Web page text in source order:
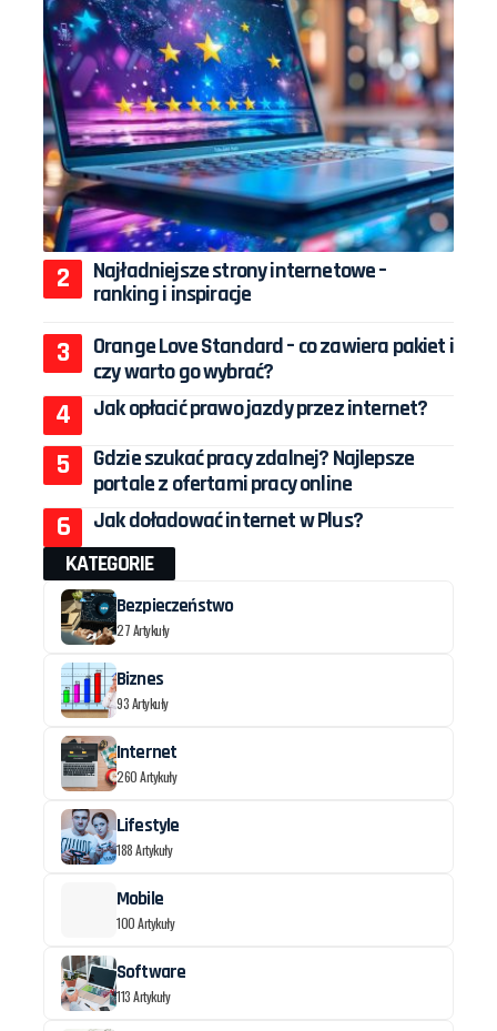
Najładniejsze strony internetowe –
ranking i inspiracje
Orange Love Standard – co zawiera pakiet i
czy warto go wybrać?
Jak opłacić prawo jazdy przez internet?
Gdzie szukać pracy zdalnej? Najlepsze
portale z ofertami pracy online
Jak doładować internet w Plus?
KATEGORIE
Bezpieczeństwo
27 Artykuły
Biznes
93 Artykuły
Internet
260 Artykuły
Lifestyle
188 Artykuły
Mobile
100 Artykuły
Software
113 Artykuły